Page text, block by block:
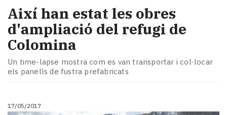
Així han estat les obres
d'ampliació del refugi de
Colomina
Un time-lapse mostra com es van transportar i col·locar
els panells de fustra prefabricats
17/05/2017